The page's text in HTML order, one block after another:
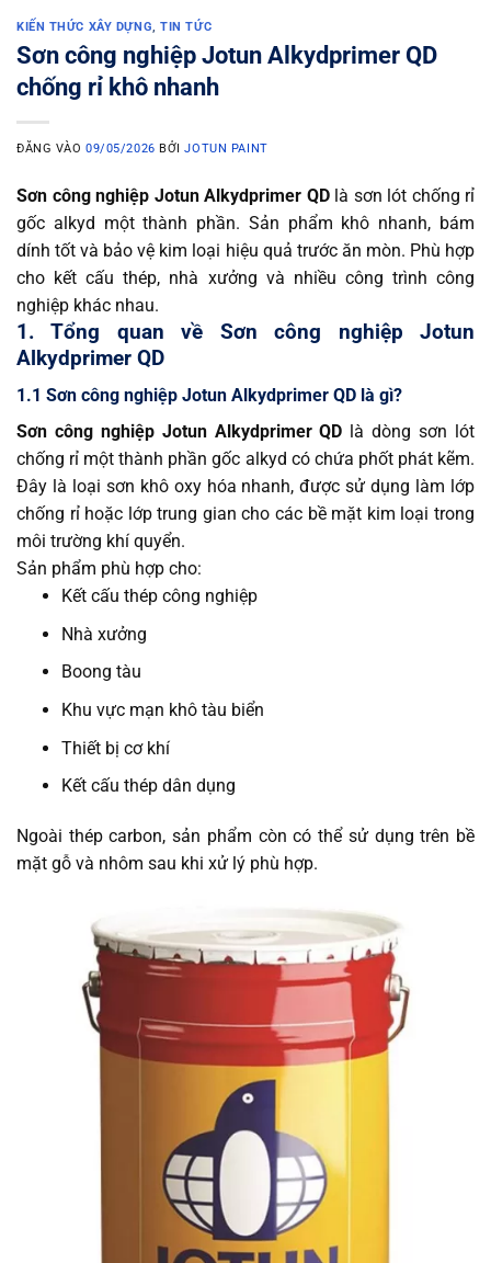
KIẾN THỨC XÂY DỰNG,TIN TỨC
Sơn công nghiệp Jotun Alkydprimer QD
chống rỉ khô nhanh
ĐĂNG VÀO09/05/2026 BỞIJOTUN PAINT
Sơn công nghiệp Jotun Alkydprimer QDlà sơn lót chống rỉ
gốc alkyd một thành phần. Sản phẩm khô nhanh, bám
dính tốt và bảo vệ kim loại hiệu quả trước ăn mòn. Phù hợp
cho kết cấu thép, nhà xưởng và nhiều công trình công
nghiệp khác nhau.
1. Tổng quan về Sơn công nghiệp Jotun
Alkydprimer QD
1.1 Sơn công nghiệp Jotun Alkydprimer QD là gì?
Sơn công nghiệp Jotun Alkydprimer QD là dòng sơn lót
chống rỉ một thành phần gốc alkyd có chứa phốt phát kẽm.
Đây là loại sơn khô oxy hóa nhanh, được sử dụng làm lớp
chống rỉ hoặc lớp trung gian cho các bề mặt kim loại trong
môi trường khí quyển.
Sản phẩm phù hợp cho:
Kết cấu thép công nghiệp
Nhà xưởng
Boong tàu
Khu vực mạn khô tàu biển
Thiết bị cơ khí
Kết cấu thép dân dụng
Ngoài thép carbon, sản phẩm còn có thể sử dụng trên bề
mặt gỗ và nhôm sau khi xử lý phù hợp.